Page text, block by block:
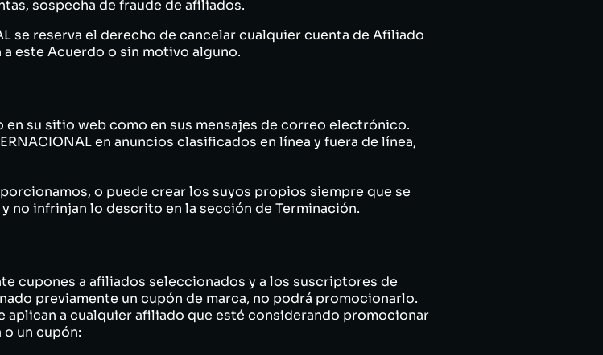
sospecha de fraude de afiliados.
se reserva el derecho de cancelar cualquier cuenta de Afiliado
este Acuerdo o sin motivo alguno.
su sitio web como en sus mensajes de correo electrónico.
en anuncios clasificados en línea y fuera de línea,
o puede crear los suyos propios siempre que se
no infrinjan lo descrito en la sección de Terminación.
cupones a afiliados seleccionados y a los suscriptores de
previamente un cupón de marca, no podrá promocionarlo.
aplican a cualquier afiliado que esté considerando promocionar
un cupón: